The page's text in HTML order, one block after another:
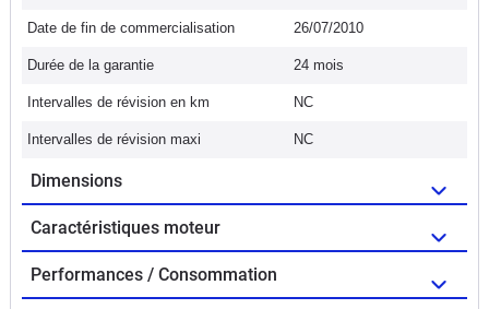
Date de fin de commercialisation 26/07/2010
Durée de la garantie 24 mois
Intervalles de révision en km NC
Intervalles de révision maxi NC
Dimensions
Caractéristiques moteur
Performances / Consommation